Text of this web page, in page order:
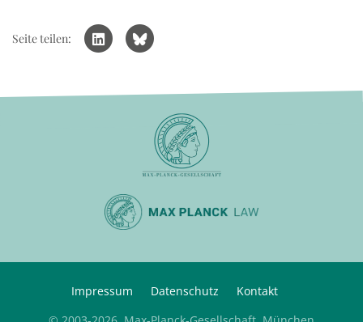
Seite teilen:
Impressum Datenschutz
Kontakt